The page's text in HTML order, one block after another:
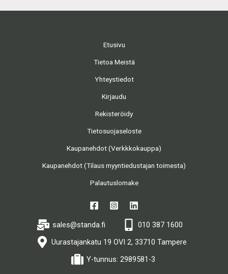
Etusivu
Tietoa Meistä
Yhteystiedot
Kirjaudu
Rekisteröidy
Tietosuojaseloste
Kaupanehdot (Verkkkokauppa)
Kaupanehdot (Tilaus myyntiedustajan toimesta)
Palautuslomake
sales@standa.fi
010 387 1600
Uurastajankatu 19 OVI 2, 33710 Tampere
Y-tunnus: 2989581-3